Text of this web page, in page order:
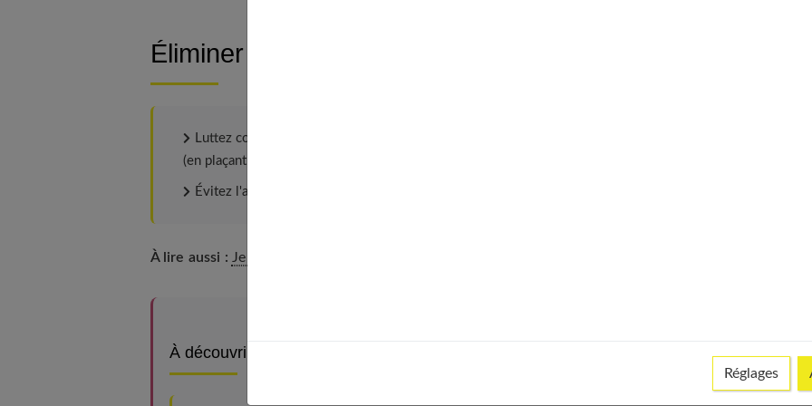
Éliminer les facteurs aggravants
Luttez contre la sécheresse du nez avec un spray d'eau de mer et en humidifiant l'air de la maison
(en plaçant des coupelles d'eau sur les radiateurs).
Évitez l'aspirine (sauf en cas de prescription médicale), l'alcool et la cigarette.
À lire aussi : Je saigne du nez : pourquoi ?
À découvrir aussi
Réglages